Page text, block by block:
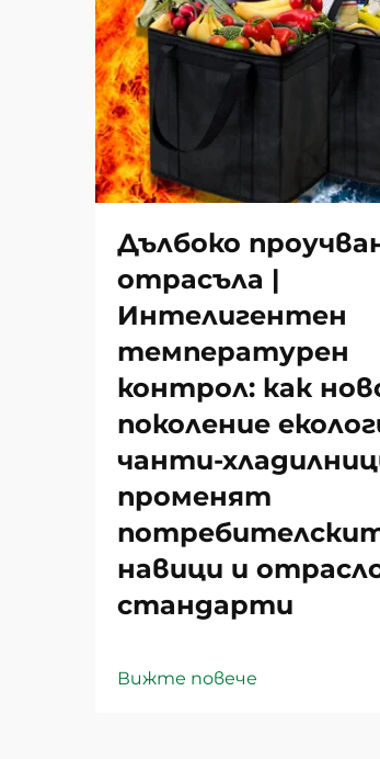
Дълбоко
отрасъла |
Интелигентен
температурен
контрол: как
поколение
чанти-
променят
навици и
стандарти
Вижте повече